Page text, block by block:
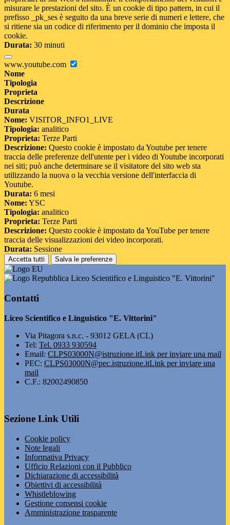
misurare le prestazioni del sito. È un cookie di tipo pattern, in cui il
prefisso _pk_ses è seguito da una breve serie di numeri e lettere, che
si ritiene sia un codice di riferimento per il dominio che imposta il
cookie.
Durata: 30 minuti
www.youtube.com
Nome
Tipologia
Proprieta
Descrizione
Durata
Nome: VISITOR_INFO1_LIVE
Tipologia: analitico
Proprieta: Terze Parti
Descrizione: Questo cookie è impostato da Youtube per tenere
traccia delle preferenze dell'utente per i video di Youtube incorporati
nei siti; può anche determinare se il visitatore del sito web sta
utilizzando la nuova o la vecchia versione dell'interfaccia di
Youtube.
Durata: 6 mesi
Nome: YSC
Tipologia: analitico
Proprieta: Terze Parti
Descrizione: Questo cookie è impostato da YouTube per tenere
traccia delle visualizzazioni dei video incorporati.
Durata: Sessione
Accetta tutti Salva le preferenze
Liceo Scientifico e Linguistico "E. Vittorini"
Contatti
Liceo Scientifico e Linguistico "E. Vittorini"
Via Pitagora s.n.c. - 93012 GELA (CL)
Tel: Tel. 0933 930594
Email: CLPS03000N@istruzione.itLink per inviare una mail
PEC: CLPS03000N@pec.istruzione.itLink per inviare una
mail
C.F.: 82002490850
Sezione Link Utili
Cookie policy
Note legali
Informativa Privacy
Ufficio Relazioni con il Pubblico
Dichiarazione di accessibilità
Obiettivi di accessibilità
Whistleblowing
Gestione consensi cookie
Amministrazione trasparente